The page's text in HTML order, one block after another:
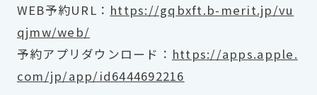
WEB予約URL： https://gqbxft.b-merit.jp/vu
qjmw/web/
予約アプリダウンロード： https://apps.apple.
com/jp/app/id6444692216